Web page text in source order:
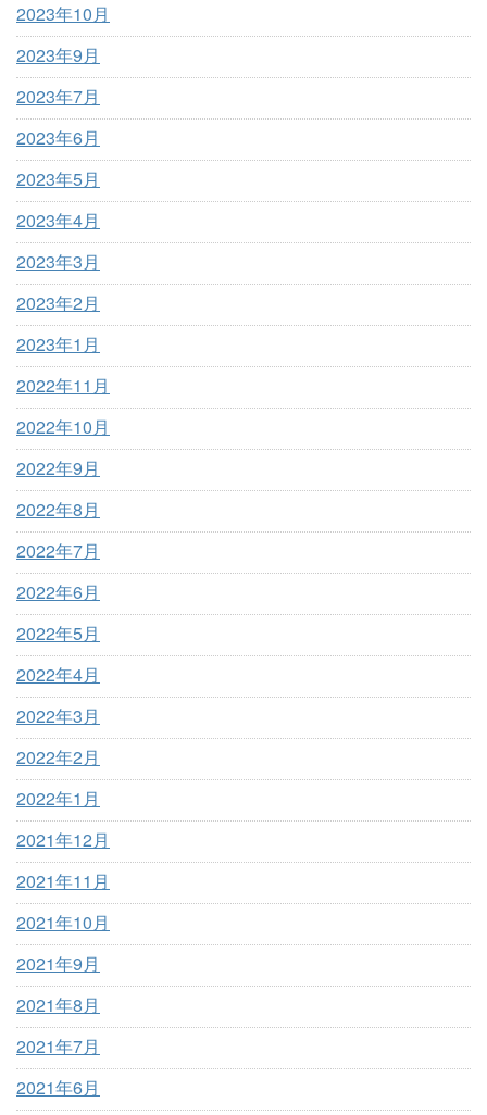
2023年10月
2023年9月
2023年7月
2023年6月
2023年5月
2023年4月
2023年3月
2023年2月
2023年1月
2022年11月
2022年10月
2022年9月
2022年8月
2022年7月
2022年6月
2022年5月
2022年4月
2022年3月
2022年2月
2022年1月
2021年12月
2021年11月
2021年10月
2021年9月
2021年8月
2021年7月
2021年6月